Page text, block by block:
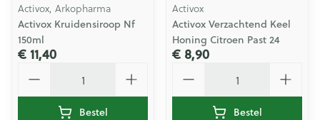
Activox, Arkopharma
Activox Kruidensiroop Nf
150ml
€ 11,40
Bestel
Activox
Activox Verzachtend Keel
Honing Citroen Past 24
€ 8,90
Bestel